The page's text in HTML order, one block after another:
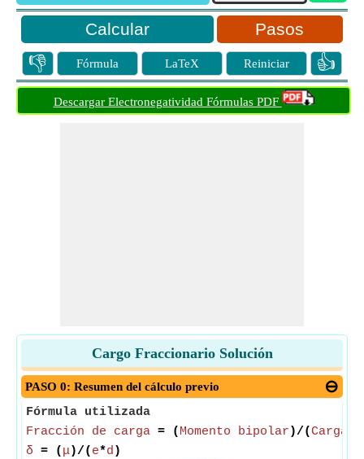
Pasos
👎 Fórmula LaTeX Reiniciar 👍
Descargar Electronegatividad Fórmulas PDF
Cargo Fraccionario Solución
PASO 0: Resumen del cálculo previo
Fórmula utilizada
Fracción de carga = ( Momento bipolar )/(Carga
δ = ( μ)/( e*d )